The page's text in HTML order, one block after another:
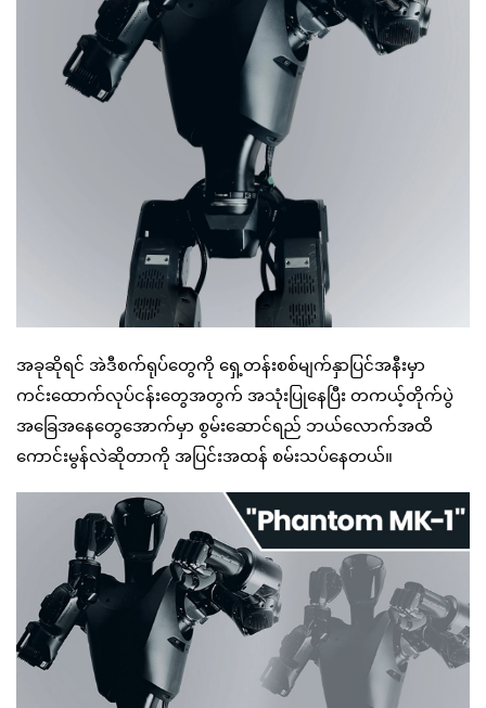
အခုဆိုရင် အဲဒီစက်ရုပ်တွေကို ရှေ့တန်းစစ်မျက်နှာပြင်အနီးမှာ
ကင်းထောက်လုပ်ငန်းတွေအတွက် အသုံးပြုနေပြီး တကယ့်တိုက်ပွဲ
အခြေအနေတွေအောက်မှာ စွမ်းဆောင်ရည် ဘယ်လောက်အထိ
ကောင်းမွန်လဲဆိုတာကို အပြင်းအထန် စမ်းသပ်နေတယ်။